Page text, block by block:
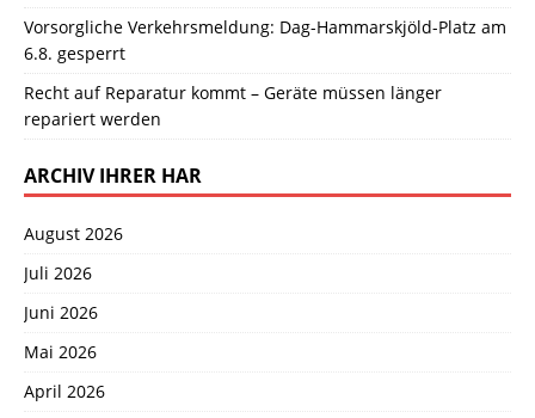
Vorsorgliche Verkehrsmeldung: Dag-Hammarskjöld-Platz am
6.8. gesperrt
Recht auf Reparatur kommt – Geräte müssen länger
repariert werden
ARCHIV IHRER HAR
August 2026
Juli 2026
Juni 2026
Mai 2026
April 2026